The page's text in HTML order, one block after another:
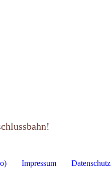
Impressum Datenschutz